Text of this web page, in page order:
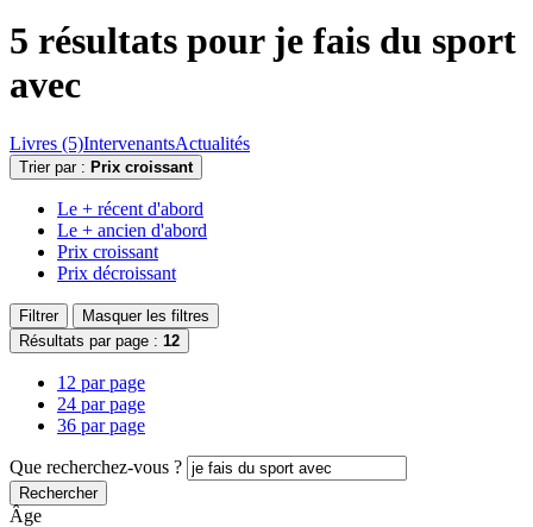
5 résultats pour je fais du sport
avec
Livres (5)IntervenantsActualités
Trier par : Prix croissant
Le + récent d'abord
Le + ancien d'abord
Prix croissant
Prix décroissant
Filtrer
Masquer les filtres
Résultats par page : 12
12 par page
24 par page
36 par page
Que recherchez-vous ?
Rechercher
Âge